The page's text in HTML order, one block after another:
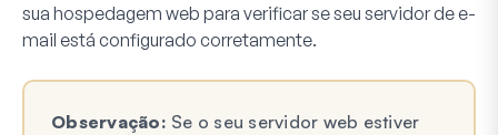
sua hospedagem web para verificar se seu servidor de e-
mail está configurado corretamente.
Observação: Se o seu servidor web estiver